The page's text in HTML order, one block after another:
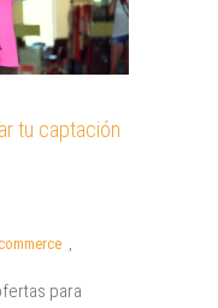
tu captación
,
para